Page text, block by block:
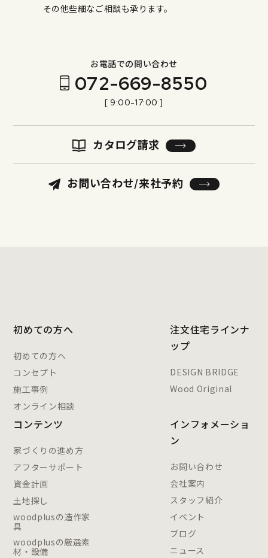
その他些細なご相談も承ります。
お電話での問い合わせ
072-669-8550
[ 9:00-17:00 ]
カタログ請求
お問い合わせ/来社予約
初めての方へ
初めての方へ
コンセプト
施工事例
オンライン相談
注文住宅ラインナ
ップ
DESIGN BRIDGE
Wood Original
コンテンツ
家づくりの進め方
アフターサポート
資金計画
土地探し
woodplusの造作家
具
woodplusの厳選素
材・設備
インフォメーショ
ン
お問い合わせ
会社案内
スタッフ紹介
イベント
ブログ
ニュース